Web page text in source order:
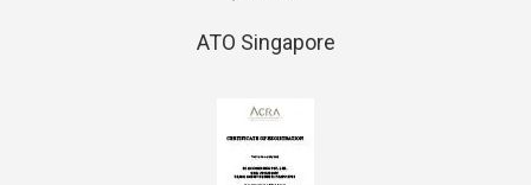
ATO Singapore